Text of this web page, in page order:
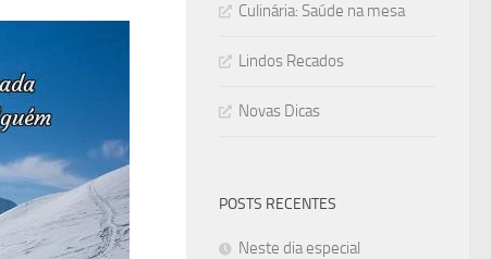
Culinária: Saúde na mesa
Lindos Recados
Novas Dicas
POSTS RECENTES
Neste dia especial